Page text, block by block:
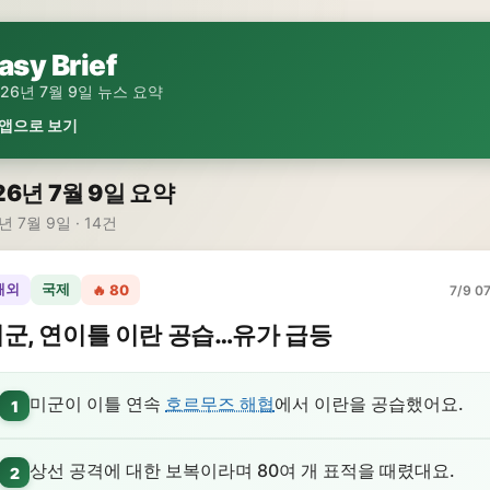
Brief
년 7월 9일 뉴스 요약
으로 보기
년 7월 9일 요약
7월 9일 · 14건
외 국제 🔥 80 7/9
, 연이틀 이란 공습…유가 급등
1 미군이 이틀 연속 호르무즈 해협에서 이란을 공습했어요.
2 상선 공격에 대한 보복이라며 80여 개 표적을 때렸대요.